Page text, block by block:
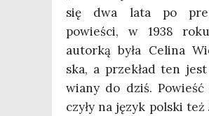
się dwa lata po
powie­ści, w 1938
autor­ką była Celi­na
ska, a prze­kład ten
wia­ny do dziś.
czy­ły na język pol­ski też